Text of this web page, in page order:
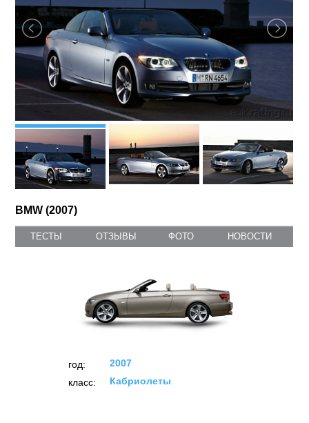
BMW (2007)
ТЕСТЫ ОТЗЫВЫ ФОТО НОВОСТИ
год:
2007
класс:
Кабриолеты